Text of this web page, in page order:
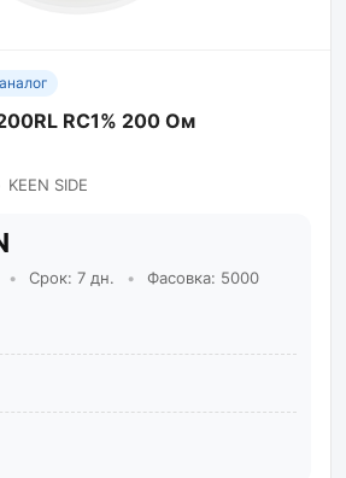
RC1% 200 Ом
KEEN SIDE
• Срок: 7 дн. •
Фасовка: 5000